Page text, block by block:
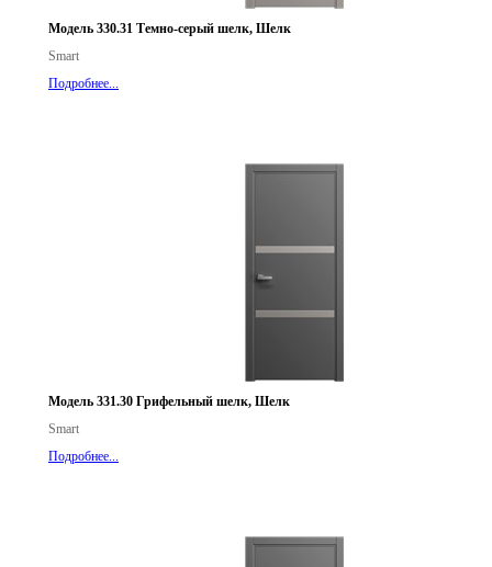
Модель 330.31 Темно-серый шелк, Шелк
Smart
Подробнее...
Модель 331.30 Грифельный шелк, Шелк
Smart
Подробнее...